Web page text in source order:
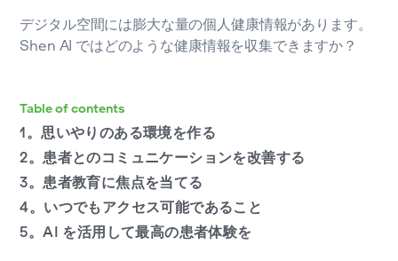
デジタル空間には膨大な量の個人健康情報があります。
Shen AI ではどのような健康情報を収集できますか？
Table of contents
1。思いやりのある環境を作る
2。患者とのコミュニケーションを改善する
3。患者教育に焦点を当てる
4。いつでもアクセス可能であること
5。AI を活用して最高の患者体験を